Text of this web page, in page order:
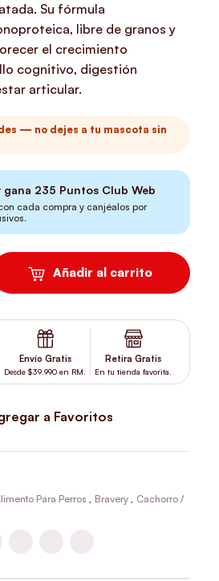
Su fórmula
libre de granos y
el crecimiento
cognitivo, digestión
articular.
— no dejes a tu mascota sin
gana 235 Puntos Club Web
cada compra y canjéalos por
SMALL BREED 2 KG CANTIDAD
Añadir al carrito
Envío Gratis
Desde $39.990 en RM.
Retira Gratis
En tu tienda favorita.
a Favoritos
Para Perros , Bravery , Cachorro /